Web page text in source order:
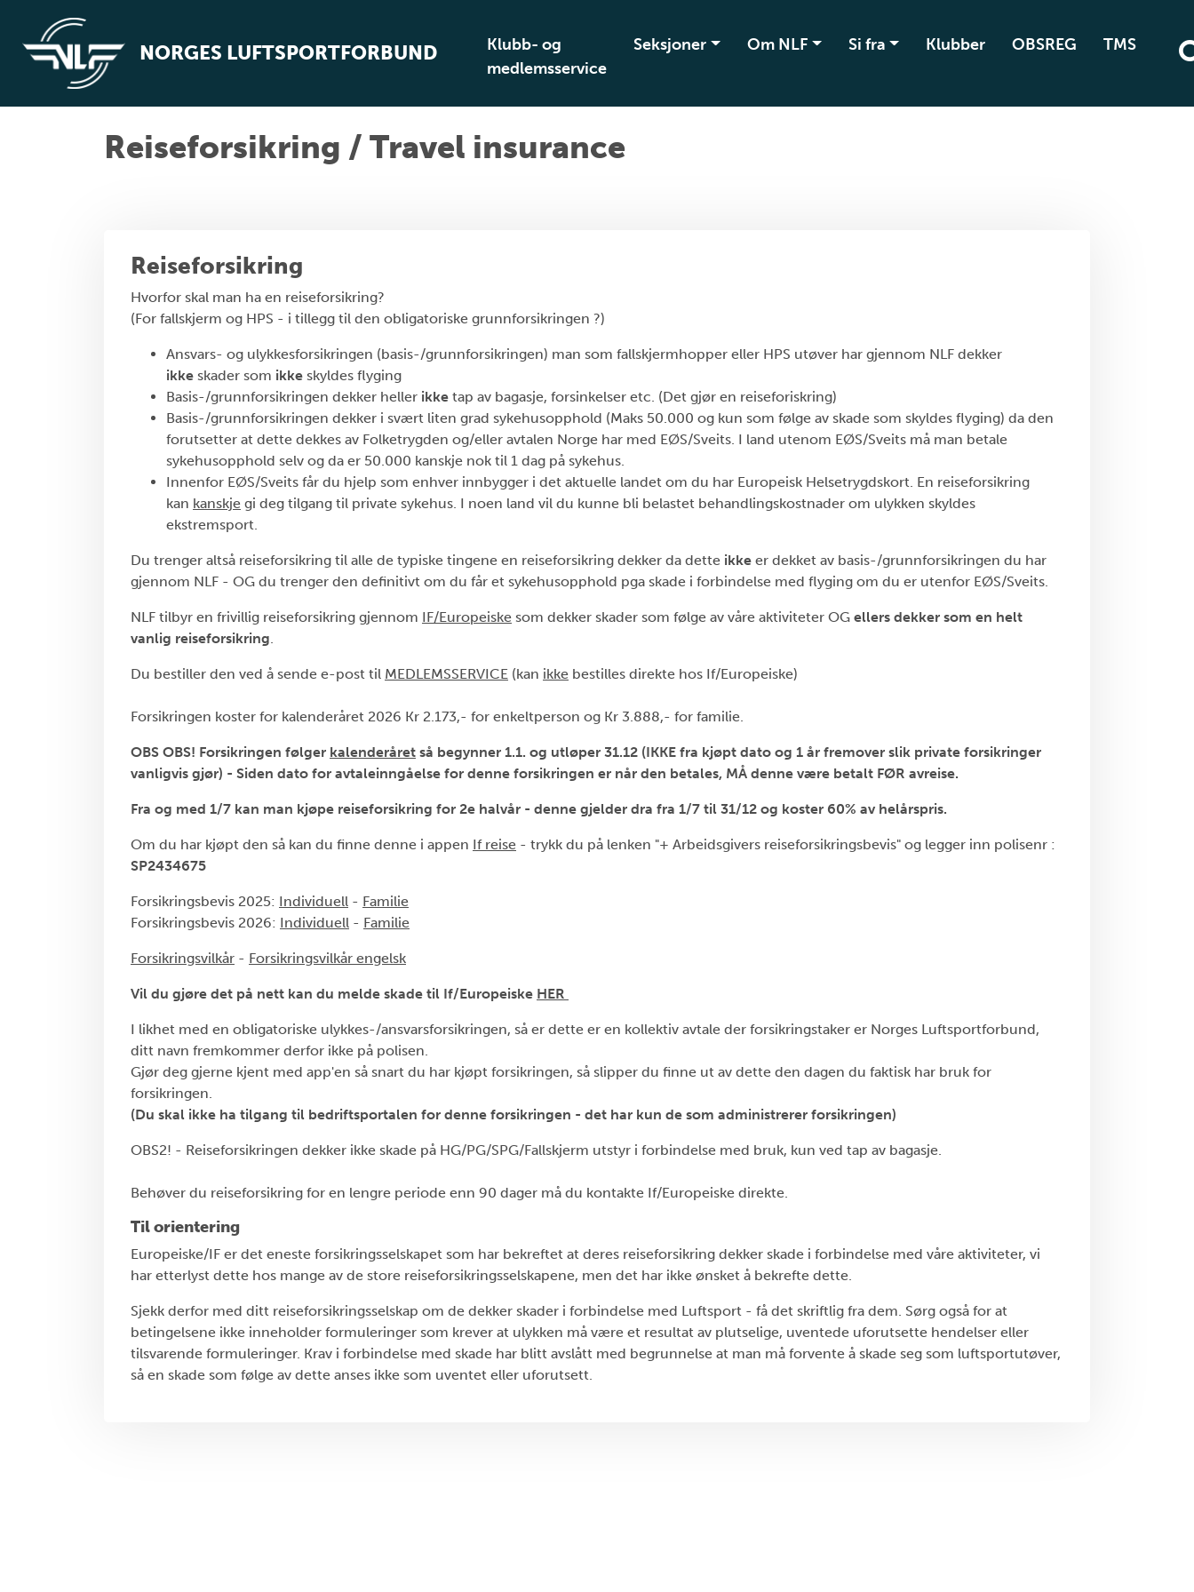
NORGES LUFTSPORTFORBUND
Klubb- og
medlemsservice
Seksjoner Om NLF Si fra Klubber OBSREG TMS
Reiseforsikring / Travel insurance
Reiseforsikring
Hvorfor skal man ha en reiseforsikring?
(For fallskjerm og HPS - i tillegg til den obligatoriske grunnforsikringen ?)
Ansvars- og ulykkesforsikringen (basis-/grunnforsikringen) man som fallskjermhopper eller HPS utøver har gjennom NLF dekker
ikke skader som ikke skyldes flyging
Basis-/grunnforsikringen dekker heller ikke tap av bagasje, forsinkelser etc. (Det gjør en reiseforiskring)
Basis-/grunnforsikringen dekker i svært liten grad sykehusopphold (Maks 50.000 og kun som følge av skade som skyldes flyging) da den
forutsetter at dette dekkes av Folketrygden og/eller avtalen Norge har med EØS/Sveits. I land utenom EØS/Sveits må man betale
sykehusopphold selv og da er 50.000 kanskje nok til 1 dag på sykehus.
Innenfor EØS/Sveits får du hjelp som enhver innbygger i det aktuelle landet om du har Europeisk Helsetrygdskort. En reiseforsikring
kan kanskje gi deg tilgang til private sykehus. I noen land vil du kunne bli belastet behandlingskostnader om ulykken skyldes
ekstremsport.
Du trenger altså reiseforsikring til alle de typiske tingene en reiseforsikring dekker da dette ikke er dekket av basis-/grunnforsikringen du har
gjennom NLF - OG du trenger den definitivt om du får et sykehusopphold pga skade i forbindelse med flyging om du er utenfor EØS/Sveits.
NLF tilbyr en frivillig reiseforsikring gjennom IF/Europeiske som dekker skader som følge av våre aktiviteter OG ellers dekker som en helt
vanlig reiseforsikring.
Du bestiller den ved å sende e-post til MEDLEMSSERVICE (kan ikke bestilles direkte hos If/Europeiske)
Forsikringen koster for kalenderåret 2026 Kr 2.173,- for enkeltperson og Kr 3.888,- for familie.
OBS OBS! Forsikringen følger kalenderåret så begynner 1.1. og utløper 31.12 (IKKE fra kjøpt dato og 1 år fremover slik private forsikringer
vanligvis gjør) - Siden dato for avtaleinngåelse for denne forsikringen er når den betales, MÅ denne være betalt FØR avreise.
Fra og med 1/7 kan man kjøpe reiseforsikring for 2e halvår - denne gjelder dra fra 1/7 til 31/12 og koster 60% av helårspris.
Om du har kjøpt den så kan du finne denne i appen If reise - trykk du på lenken "+ Arbeidsgivers reiseforsikringsbevis" og legger inn polisenr :
SP2434675
Forsikringsbevis 2025: Individuell - Familie
Forsikringsbevis 2026: Individuell - Familie
Forsikringsvilkår - Forsikringsvilkår engelsk
Vil du gjøre det på nett kan du melde skade til If/Europeiske HER
I likhet med en obligatoriske ulykkes-/ansvarsforsikringen, så er dette er en kollektiv avtale der forsikringstaker er Norges Luftsportforbund,
ditt navn fremkommer derfor ikke på polisen.
Gjør deg gjerne kjent med app'en så snart du har kjøpt forsikringen, så slipper du finne ut av dette den dagen du faktisk har bruk for
forsikringen.
(Du skal ikke ha tilgang til bedriftsportalen for denne forsikringen - det har kun de som administrerer forsikringen)
OBS2! - Reiseforsikringen dekker ikke skade på HG/PG/SPG/Fallskjerm utstyr i forbindelse med bruk, kun ved tap av bagasje.
Behøver du reiseforsikring for en lengre periode enn 90 dager må du kontakte If/Europeiske direkte.
Til orientering
Europeiske/IF er det eneste forsikringsselskapet som har bekreftet at deres reiseforsikring dekker skade i forbindelse med våre aktiviteter, vi
har etterlyst dette hos mange av de store reiseforsikringsselskapene, men det har ikke ønsket å bekrefte dette.
Sjekk derfor med ditt reiseforsikringsselskap om de dekker skader i forbindelse med Luftsport - få det skriftlig fra dem. Sørg også for at
betingelsene ikke inneholder formuleringer som krever at ulykken må være et resultat av plutselige, uventede uforutsette hendelser eller
tilsvarende formuleringer. Krav i forbindelse med skade har blitt avslått med begrunnelse at man må forvente å skade seg som luftsportutøver,
så en skade som følge av dette anses ikke som uventet eller uforutsett.